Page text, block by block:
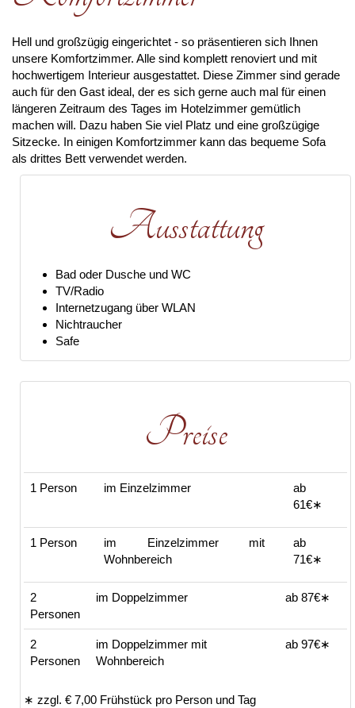
Hell und großzügig eingerichtet - so präsentieren sich Ihnen
unsere Komfortzimmer. Alle sind komplett renoviert und mit
hochwertigem Interieur ausgestattet. Diese Zimmer sind gerade
auch für den Gast ideal, der es sich gerne auch mal für einen
längeren Zeitraum des Tages im Hotelzimmer gemütlich
machen will. Dazu haben Sie viel Platz und eine großzügige
Sitzecke. In einigen Komfortzimmer kann das bequeme Sofa
als drittes Bett verwendet werden.
Ausstattung
Bad oder Dusche und WC
TV/Radio
Internetzugang über WLAN
Nichtraucher
Safe
Preise
1 Person im Einzelzimmer
ab
61€∗
1 Person
im Einzelzimmer mit
Wohnbereich
ab
71€∗
2
Personen
im Doppelzimmer ab 87€∗
2
Personen
im Doppelzimmer mit
Wohnbereich
ab 97€∗
∗ zzgl. € 7,00 Frühstück pro Person und Tag